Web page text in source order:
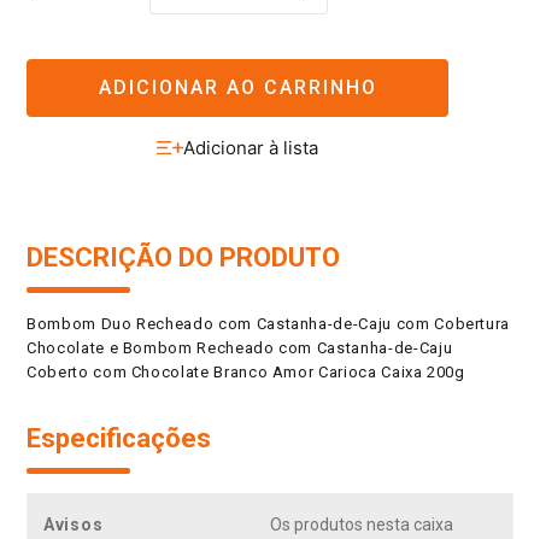
ADICIONAR AO CARRINHO
DESCRIÇÃO DO PRODUTO
Bombom Duo Recheado com Castanha-de-Caju com Cobertura
Chocolate e Bombom Recheado com Castanha-de-Caju
Coberto com Chocolate Branco Amor Carioca Caixa 200g
Especificações
Avisos
Os produtos nesta caixa